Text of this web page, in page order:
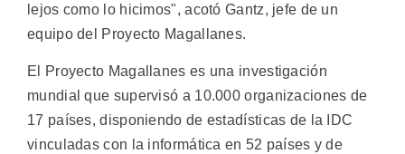
lejos como lo hicimos", acotó Gantz, jefe de un
equipo del Proyecto Magallanes.
El Proyecto Magallanes es una investigación
mundial que supervisó a 10.000 organizaciones de
17 países, disponiendo de estadísticas de la IDC
vinculadas con la informática en 52 países y de